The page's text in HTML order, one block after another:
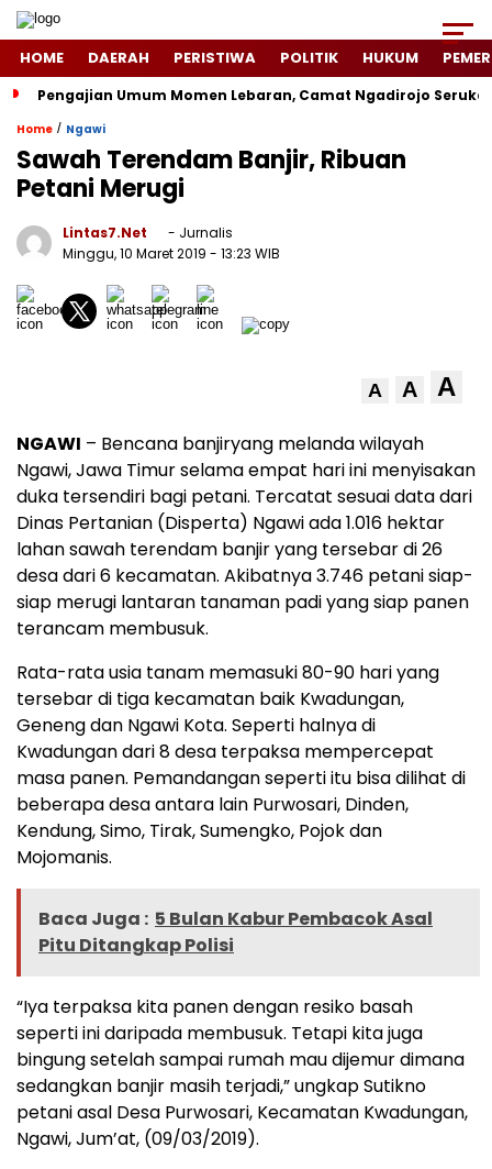
HOME DAERAH PERISTIWA POLITIK HUKUM
Pengajian Umum Momen Lebaran, Camat Ngadirojo
Home / Ngawi
Sawah Terendam Banjir, Ribuan
Petani Merugi
Lintas7.net
- Jurnalis
Minggu, 10 Maret 2019 - 13:23 WIB
A A A
NGAWI – Bencana banjiryang melanda wilayah
Ngawi, Jawa Timur selama empat hari ini menyisakan
duka tersendiri bagi petani. Tercatat sesuai data dari
Dinas Pertanian (Disperta) Ngawi ada 1.016 hektar
lahan sawah terendam banjir yang tersebar di 26
desa dari 6 kecamatan. Akibatnya 3.746 petani siap-
siap merugi lantaran tanaman padi yang siap panen
terancam membusuk.
Rata-rata usia tanam memasuki 80-90 hari yang
tersebar di tiga kecamatan baik Kwadungan,
Geneng dan Ngawi Kota. Seperti halnya di
Kwadungan dari 8 desa terpaksa mempercepat
masa panen. Pemandangan seperti itu bisa dilihat di
beberapa desa antara lain Purwosari, Dinden,
Kendung, Simo, Tirak, Sumengko, Pojok dan
Mojomanis.
Baca Juga : 5 Bulan Kabur Pembacok Asal
Pitu Ditangkap Polisi
“Iya terpaksa kita panen dengan resiko basah
seperti ini daripada membusuk. Tetapi kita juga
bingung setelah sampai rumah mau dijemur dimana
sedangkan banjir masih terjadi,” ungkap Sutikno
petani asal Desa Purwosari, Kecamatan Kwadungan,
Ngawi, Jum’at, (09/03/2019).